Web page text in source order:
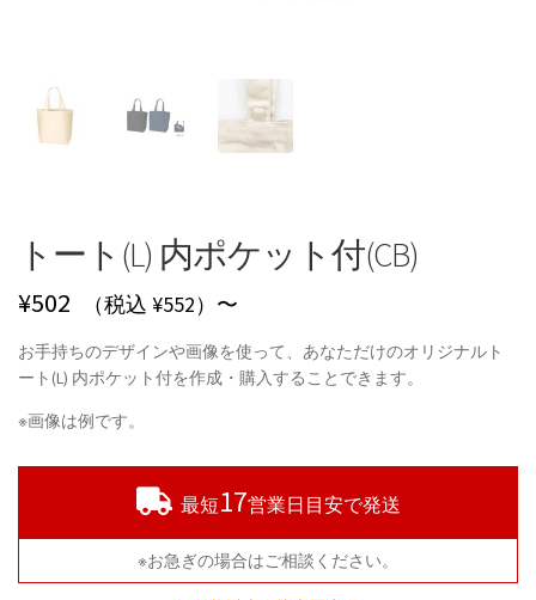
トート(L) 内ポケット付(CB)
¥502 （税込 ¥552）〜
お手持ちのデザインや画像を使って、あなただけのオリジナルト
ート(L) 内ポケット付を作成・購入することできます。
※画像は例です。
最短17営業日目安で発送
※お急ぎの場合はご相談ください。